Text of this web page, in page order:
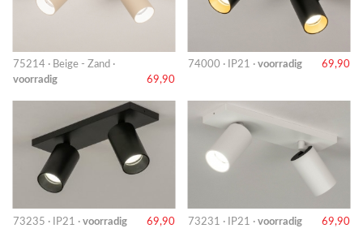
75214 · Beige - Zand ·
voorradig
69,90
74000 · IP21 · voorradig 69,90
73235 · IP21 · voorradig 69,90 73231 · IP21 · voorradig 69,90